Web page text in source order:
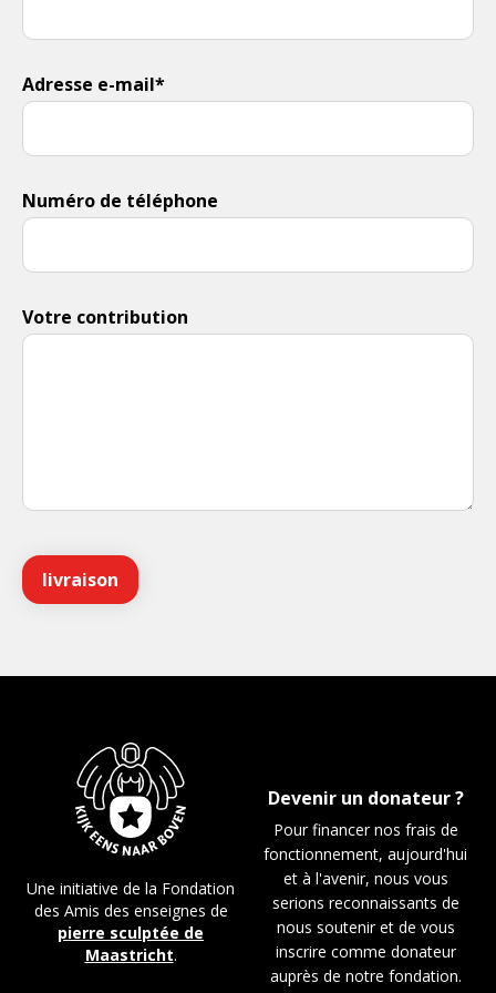
Adresse e-mail*
Numéro de téléphone
Votre contribution
Devenir un donateur ?
Pour financer nos frais de
fonctionnement, aujourd'hui
et à l'avenir, nous vous
serions reconnaissants de
nous soutenir et de vous
inscrire comme donateur
auprès de notre fondation.
Une initiative de la Fondation
des Amis des enseignes de
pierre sculptée de
Maastricht.